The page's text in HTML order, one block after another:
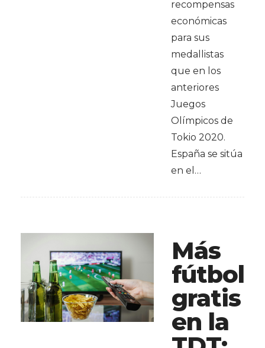
recompensas
económicas
para sus
medallistas
que en los
anteriores
Juegos
Olímpicos de
Tokio 2020.
España se sitúa
en el…
Más
fútbol
gratis
en la